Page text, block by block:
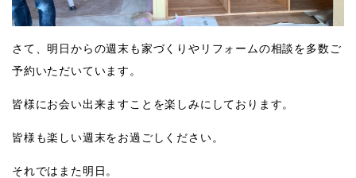
さて、明日からの週末も家づくりやリフォームの相談を多数ご
予約いただいています。
皆様にお会い出来ますことを楽しみにしております。
皆様も楽しい週末をお過ごしください。
それではまた明日。